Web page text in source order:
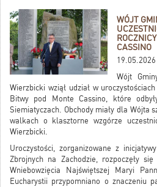
WÓJT
CASSINO
19.05.2026
Wójt
Wierzbicki wziął udział w
Bitwy pod Monte Cassino, które
Siemiatyczach. Obchody miały dla Wójta
walkach o klasztorne wzgórze
Wierzbicki.
Uroczystości, zorganizowane z
Zbrojnych na Zachodzie, rozpoczęły
Wniebowzięcia Najświętszej Maryi
Eucharystii przypomniano o znaczeniu